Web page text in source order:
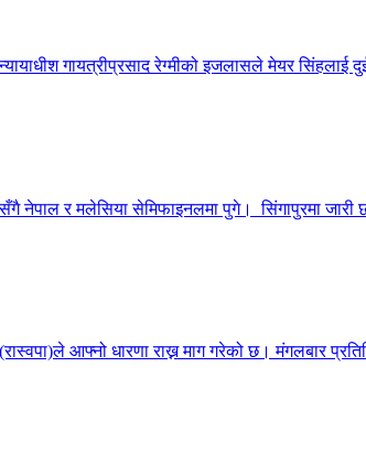
गायत्रीप्रसाद रेग्मीको इजलासले मेयर
र मलेसिया सेमिफाइनलमा पुगे। सिंगापुरमा जारी
(रास्वपा)ले आफ्नो धारणा राख्न माग गरेको छ।